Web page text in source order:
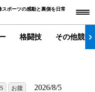
ポーツの感動と裏側を日常
格闘技 その他競技
お腹 2026/8/5